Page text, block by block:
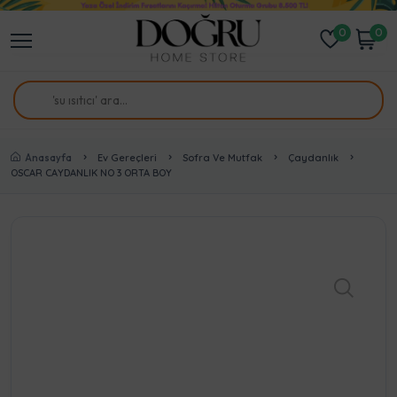
0 0
Anasayfa Ev Gereçleri Sofra Ve Mutfak
Çaydanlık
OSCAR CAYDANLIK NO 3 ORTA BOY